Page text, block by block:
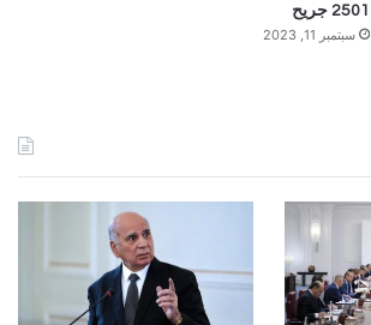
2501 جريح
سبتمبر 11, 2023